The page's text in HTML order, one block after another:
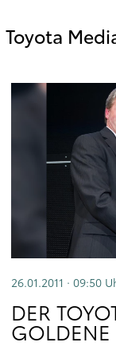
Toyota
26.01.2011 · 09:50
DER
GOLDENE